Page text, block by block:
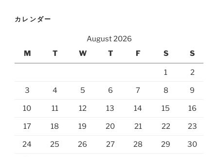
カレンダー
August 2026
M
T W T F S S
1 2
3 4 5 6 7 8 9
10 11 12 13 14 15 16
17 18 19 20 21 22 23
24 25 26 27 28 29 30